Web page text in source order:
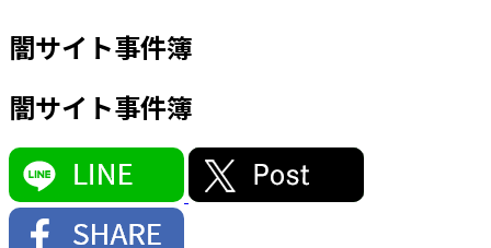
闇サイト事件簿
闇サイト事件簿